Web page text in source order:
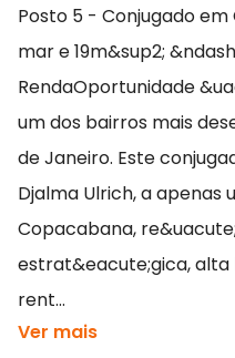
Posto 5 - Conjugado
mar e 19m&sup2;
RendaOportunidade
um dos bairros mais
de Janeiro. Este
Djalma Ulrich, a apenas
Copacabana,
estrat&eacute;gica,
rent...
Ver mais